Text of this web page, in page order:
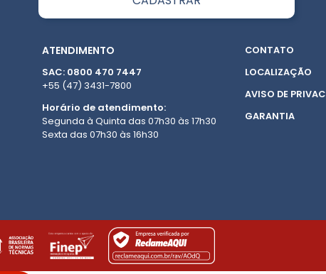
ATENDIMENTO
SAC: 0800 470 7447
+55 (47) 3431-7800
Horário de atendimento:
Segunda à Quinta das 07h30 às 17h30
Sexta das 07h30 às 16h30
CONTATO
LOCALIZAÇÃO
AVISO DE
GARANTIA